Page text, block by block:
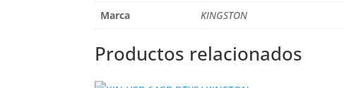
Marca KINGSTON
Productos relacionados